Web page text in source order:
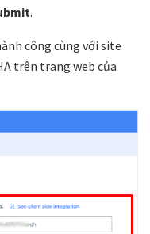
.
công cùng với site
trên trang web của